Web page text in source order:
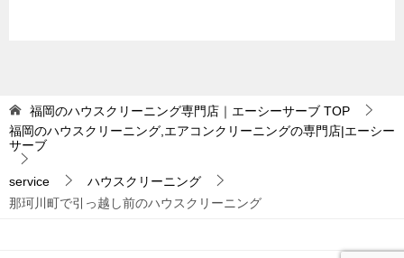
福岡のハウスクリーニング専門店｜エーシーサーブ TOP
福岡のハウスクリーニング,エアコンクリーニングの専門店|エーシー
サーブ
service
ハウスクリーニング
那珂川町で引っ越し前のハウスクリーニング